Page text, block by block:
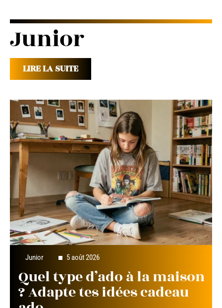
Junior
LIRE LA SUITE
Junior 5 août 2026
Quel type d’ado à la maison
? Adapte tes idées cadeau